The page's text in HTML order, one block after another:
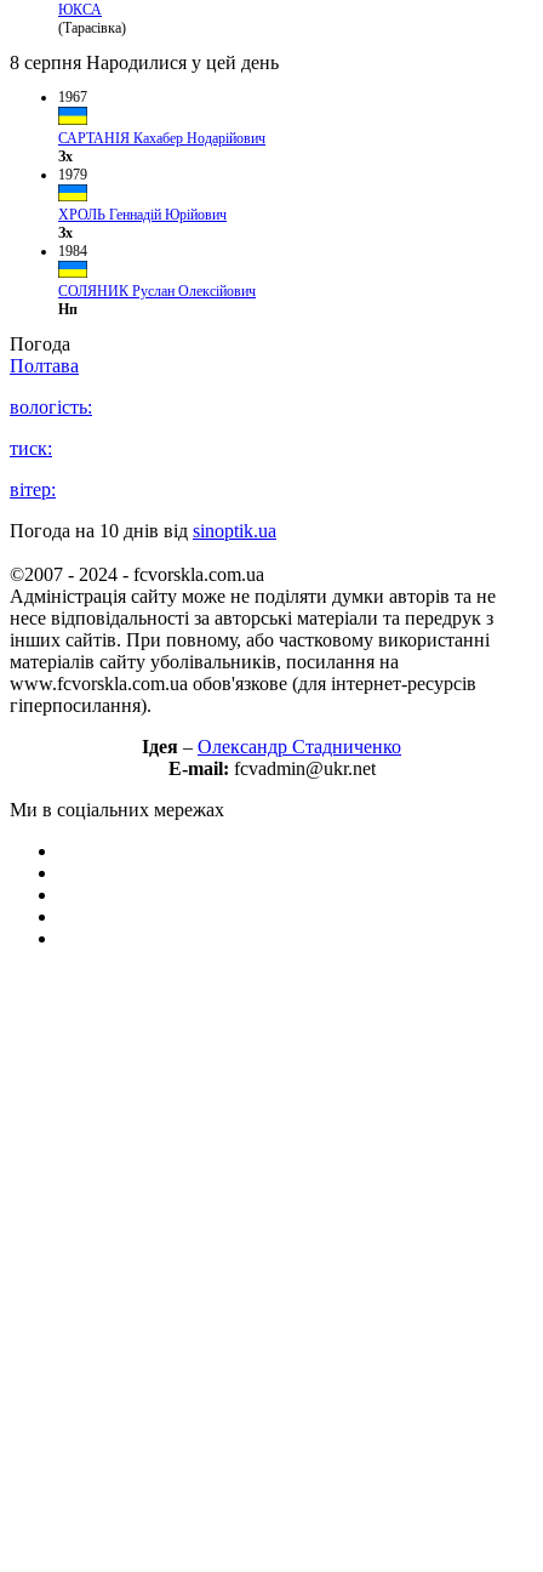
ЮКСА
(Тарасівка)
8 серпня Народилися у цей день
1967
САРТАНІЯ Кахабер Нодарійович
Зх
1979
ХРОЛЬ Геннадій Юрійович
Зх
1984
СОЛЯНИК Руслан Олексійович
Нп
Погода
Полтава
вологість:
тиск:
вітер:
Погода на 10 днів від sinoptik.ua
©2007 - 2024 - fcvorskla.com.ua
Адміністрація сайту може не поділяти думки авторів та не
несе відповідальності за авторські матеріали та передрук з
інших сайтів. При повному, або частковому використанні
матеріалів сайту уболівальників, посилання на
www.fcvorskla.com.ua обов'язкове (для інтернет-ресурсів
гіперпосилання).
Ідея – Олександр Стадниченко
E-mail: fcvadmin@ukr.net
Ми в соціальних мережах